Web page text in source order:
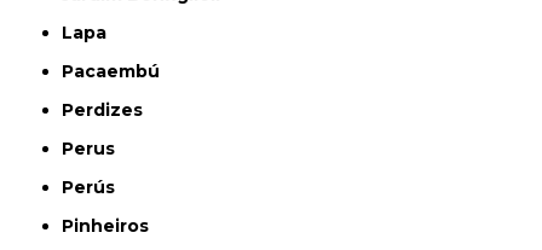
Lapa
Pacaembú
Perdizes
Perus
Perús
Pinheiros